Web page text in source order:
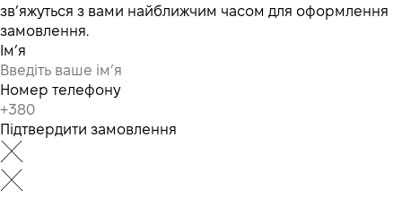
зв’яжуться з вами найближчим часом для оформлення
замовлення.
Ім’я
Номер телефону
Підтвердити замовлення